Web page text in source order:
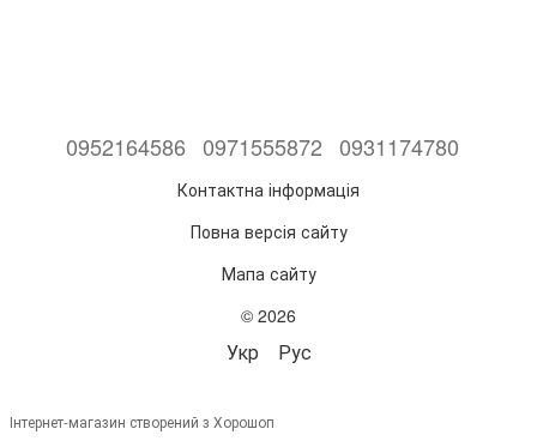
0952164586 0971555872 0931174780
Контактна інформація
Повна версія сайту
Мапа сайту
© 2026
Укр Рус
Інтернет-магазин створений з Хорошоп